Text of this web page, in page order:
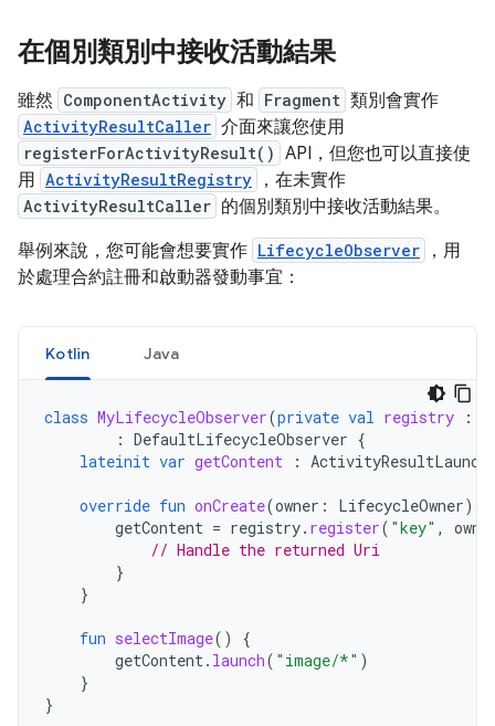
在個別類別中接收活動結果
雖然 ComponentActivity 和 Fragment 類別會實作
ActivityResultCaller 介面來讓您使用
registerForActivityResult() API，但您也可以直接使
用 ActivityResultRegistry ，在未實作
ActivityResultCaller 的個別類別中接收活動結果。
舉例來說，您可能會想要實作 LifecycleObserver
，用
於處理合約註冊和啟動器發動事宜：
Kotlin Java
class MyLifecycleObserver(private val registry :
: DefaultLifecycleObserver {
lateinit var getContent :
override fun onCreate(owner : LifecycleOwner)
getContent = registry. register( "key" ,
// Handle the returned Uri
}
}
fun selectImage()
{
getContent. launch( "image/*" )
}
}